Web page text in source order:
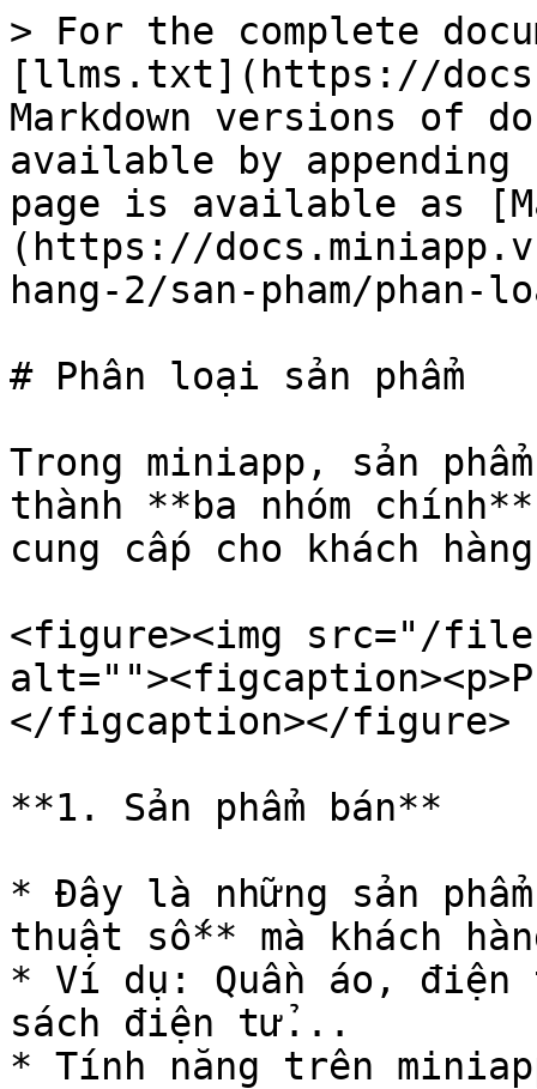
> For the complete
[llms.txt](https://
Markdown versions of
available by
page is available as
(https://
hang-2/san-pham/phan-
# Phân loại sản phẩm
Trong miniapp, sản
thành **ba nhóm
cung cấp cho khách
<figure><img src="/files/
</figcaption></figure>
**1. Sản phẩm bán**
* Đây là những sản
thuật số** mà khách
* Ví dụ: Quần áo, điện
sách điện tử...
* Tính năng trên